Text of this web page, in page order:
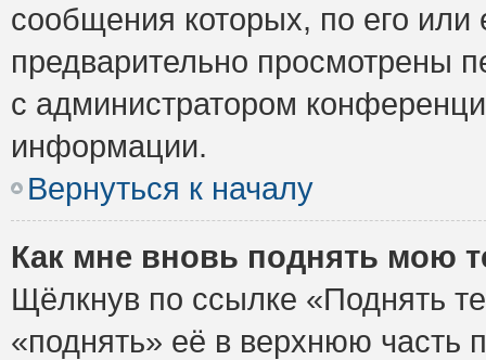
сообщения которых, по его
предварительно просмотрены
с администратором
информации.
Вернуться к началу
Как мне вновь поднять мою
Щёлкнув по ссылке «Поднять
«поднять» её в верхнюю часть